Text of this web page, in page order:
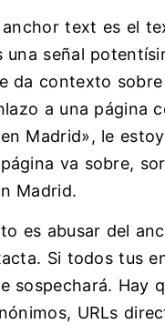
text es el
una señal
da contexto
a una página
Madrid», le
va sobre,
Madrid.
es abusar del
Si todos tus
sospechará. Hay
URLs